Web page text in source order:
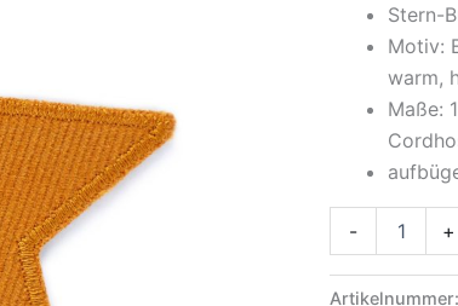
Stern-
Motiv:
warm,
Maße:
-
Aufnäher,
+
Artikelnummer: